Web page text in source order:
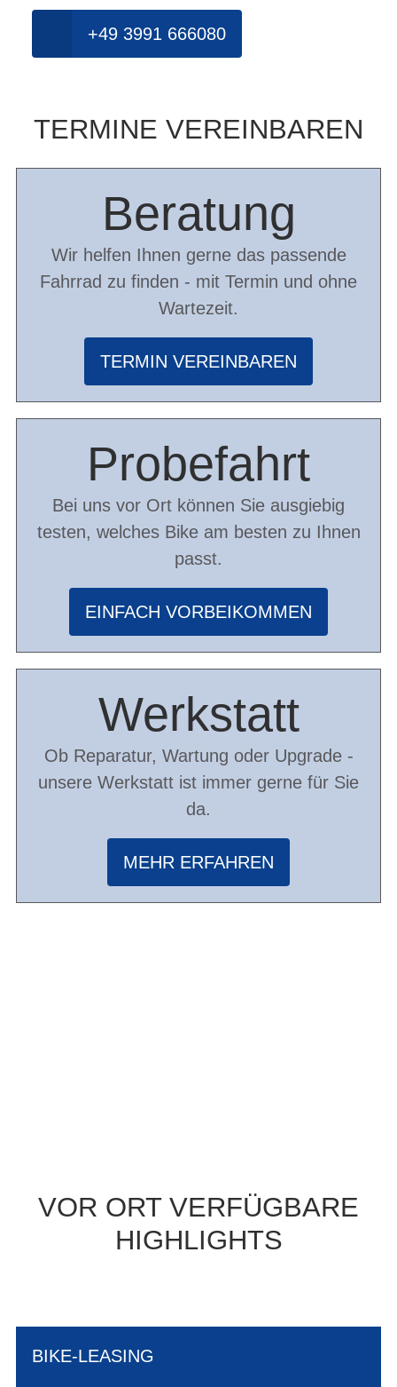
+49 3991 666080
TERMINE VEREINBAREN
Beratung
Wir helfen Ihnen gerne das passende
Fahrrad zu finden - mit Termin und ohne
Wartezeit.
TERMIN VEREINBAREN
Probefahrt
Bei uns vor Ort können Sie ausgiebig
testen, welches Bike am besten zu Ihnen
passt.
EINFACH VORBEIKOMMEN
Werkstatt
Ob Reparatur, Wartung oder Upgrade -
unsere Werkstatt ist immer gerne für Sie
da.
MEHR ERFAHREN
VOR ORT VERFÜGBARE
HIGHLIGHTS
BIKE-LEASING